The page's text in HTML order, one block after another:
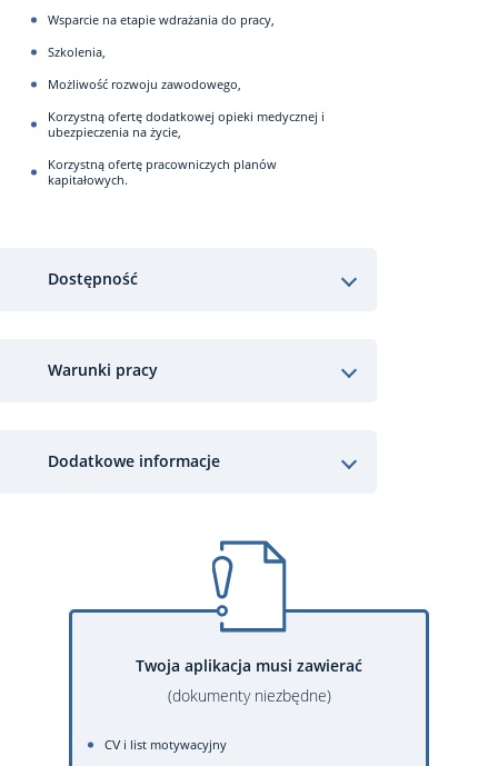
Wsparcie na etapie wdrażania do pracy,
Szkolenia,
Możliwość rozwoju zawodowego,
Korzystną ofertę dodatkowej opieki medycznej i
ubezpieczenia na życie,
Korzystną ofertę pracowniczych planów
kapitałowych.
Dostępność
Warunki pracy
Dodatkowe informacje
Twoja aplikacja musi zawierać
(dokumenty niezbędne)
CV i list motywacyjny